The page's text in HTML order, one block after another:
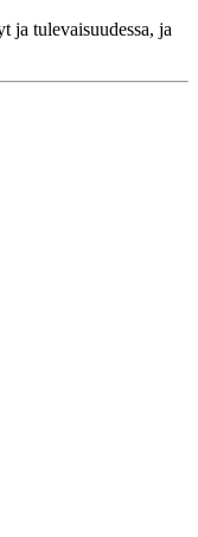
ja tulevaisuudessa, ja